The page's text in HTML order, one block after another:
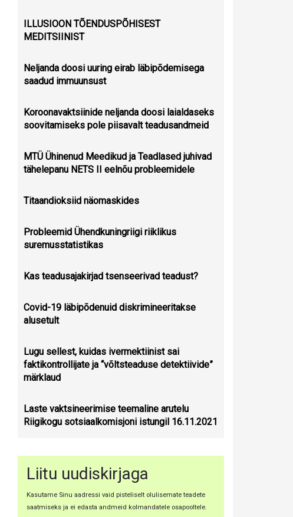
ILLUSIOON TÕENDUSPÕHISEST
MEDITSIINIST
Neljanda doosi uuring eirab läbipõdemisega
saadud immuunsust
Koroonavaktsiinide neljanda doosi laialdaseks
soovitamiseks pole piisavalt teadusandmeid
MTÜ Ühinenud Meedikud ja Teadlased juhivad
tähelepanu NETS II eelnõu probleemidele
Titaandioksiid näomaskides
Probleemid Ühendkuningriigi riiklikus
suremusstatistikas
Kas teadusajakirjad tsenseerivad teadust?
Covid-19 läbipõdenuid diskrimineeritakse
alusetult
Lugu sellest, kuidas ivermektiinist sai
faktikontrollijate ja “võltsteaduse detektiivide”
märklaud
Laste vaktsineerimise teemaline arutelu
Riigikogu sotsiaalkomisjoni istungil 16.11.2021
Liitu uudiskirjaga
Kasutame Sinu aadressi vaid pisteliselt olulisemate teadete
saatmiseks ja ei edasta andmeid kolmandatele osapooltele.